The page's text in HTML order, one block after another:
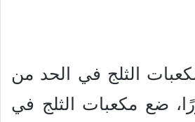
الثلج في الحد من
ضع مكعبات الثلج في